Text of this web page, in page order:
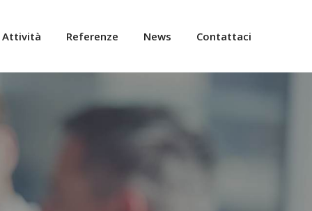
Attività Referenze News Contattaci